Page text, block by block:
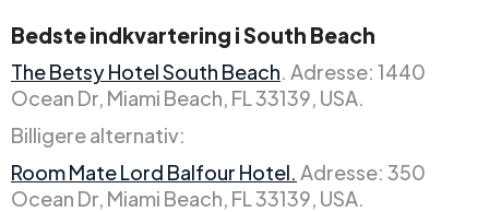
Bedste indkvartering i South Beach
The Betsy Hotel South Beach. Adresse: 1440
Ocean Dr, Miami Beach, FL 33139, USA.
Billigere alternativ:
Room Mate Lord Balfour Hotel. Adresse: 350
Ocean Dr, Miami Beach, FL 33139, USA.